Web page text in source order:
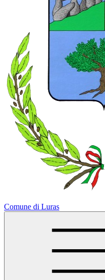
Comune di Luras